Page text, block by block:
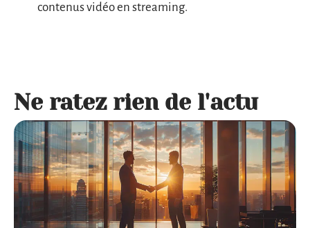
contenus vidéo en streaming.
Ne ratez rien de l'actu